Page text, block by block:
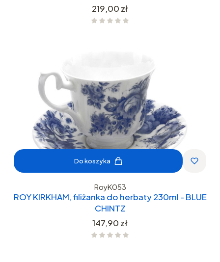
Cena
219,00 zł
Do koszyka
RoyK053
ROY KIRKHAM, filiżanka do herbaty 230ml - BLUE
CHINTZ
Cena
147,90 zł